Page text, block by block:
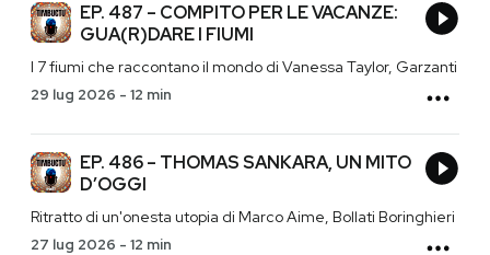
EP. 487 – COMPITO PER LE VACANZE:
GUA(R)DARE I FIUMI
I 7 fiumi che raccontano il mondo di Vanessa Taylor, Garzanti
29 lug 2026 - 12 min
EP. 486 – THOMAS SANKARA, UN MITO
D’OGGI
Ritratto di un'onesta utopia di Marco Aime, Bollati Boringhieri
27 lug 2026 - 12 min